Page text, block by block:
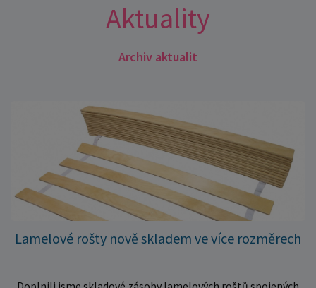
Aktuality
Archiv aktualit
Lamelové rošty nově skladem ve více rozměrech